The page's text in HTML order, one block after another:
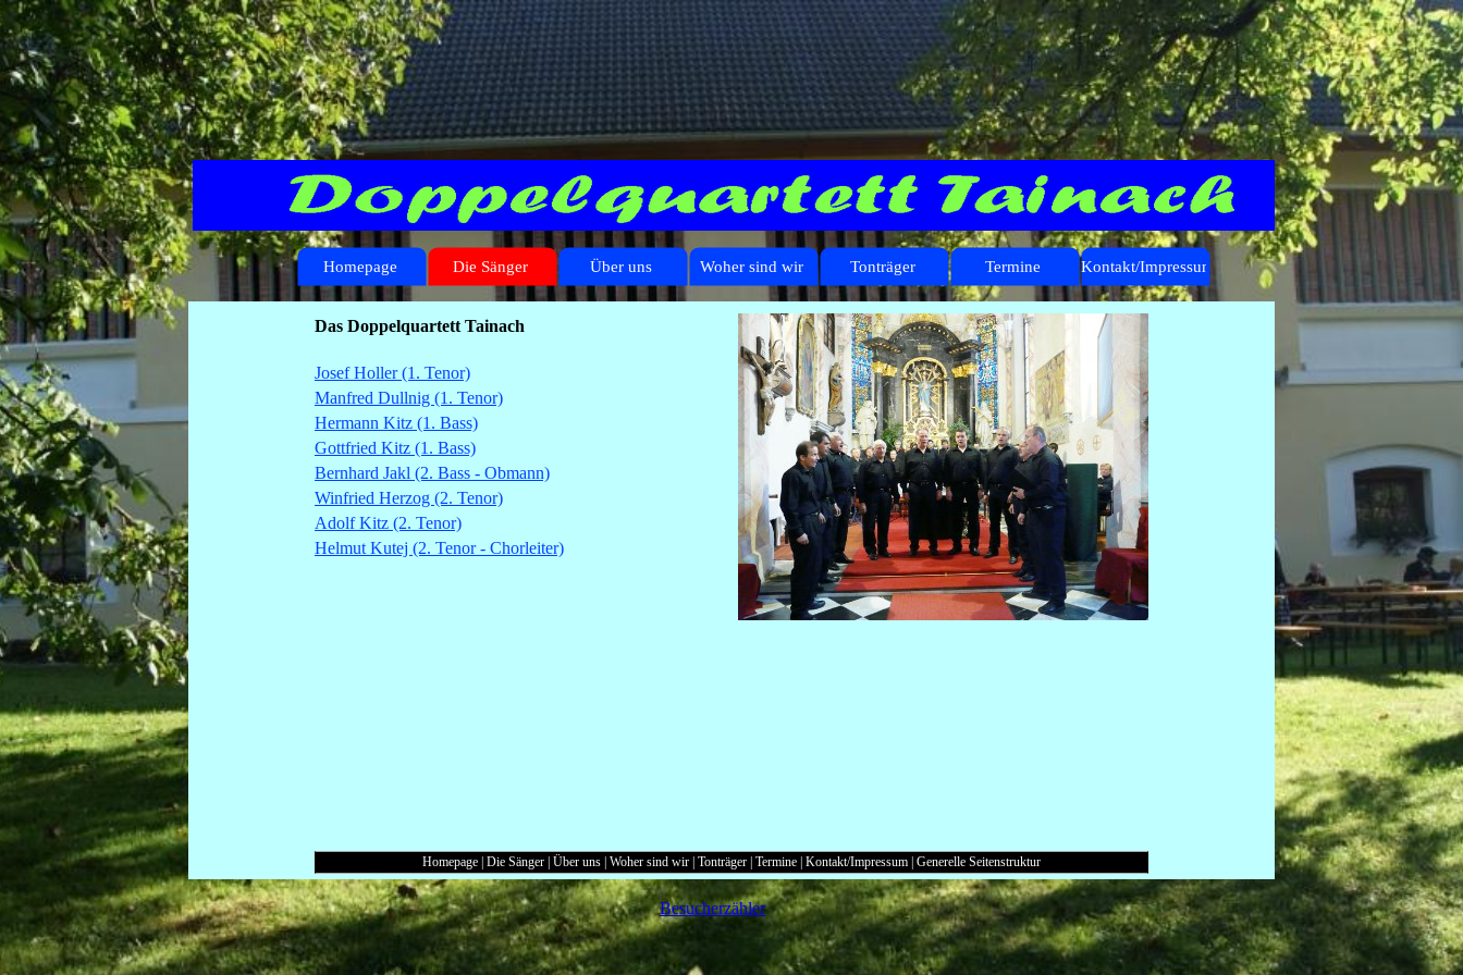
Homepage Die Sänger Über uns Woher sind wir Tonträger Termine Kontakt/Impressum
Das Doppelquartett Tainach
Josef Holler (1. Tenor)
Manfred Dullnig (1. Tenor)
Hermann Kitz (1. Bass)
Gottfried Kitz (1. Bass)
Bernhard Jakl (2. Bass - Obmann)
Winfried Herzog (2. Tenor)
Adolf Kitz (2. Tenor)
Helmut Kutej (2. Tenor - Chorleiter)
Homepage Die Sänger Über uns Woher sind wir Tonträger Termine Kontakt/Impressum Generelle Seitenstruktur
Besucherzähler